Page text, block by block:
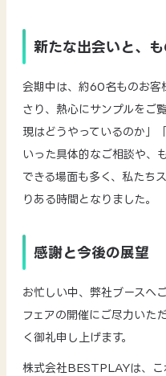
新たな出会いと、
会期中は、約60名ものお客
さり、熱心にサンプルをご
現はどうやっているのか」
いった具体的なご相談や、
できる場面も多く、私たち
りある時間となりました。
感謝と今後の展望
お忙しい中、弊社ブースへ
フェアの開催にご尽力いた
く御礼申し上げます。
株式会社BESTPLAYは、こ